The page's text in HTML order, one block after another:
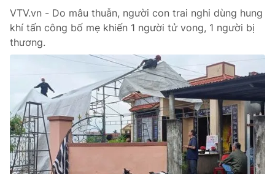
Photo Infographic
Video
VTV Money VTV Thể thao
VTV Sức khoẻ Bất động sản
Thị trường 24h Tấm lòng Việt
VTV.vn - Do mâu thuẫn, người con trai nghi dùng hung
khí tấn công bố mẹ khiến 1 người tử vong, 1 người bị
thương.